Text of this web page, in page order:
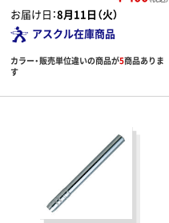
お届け日：8月11日（火）
アスクル在庫商品
カラー・販売単位違いの商品が5商品ありま
す